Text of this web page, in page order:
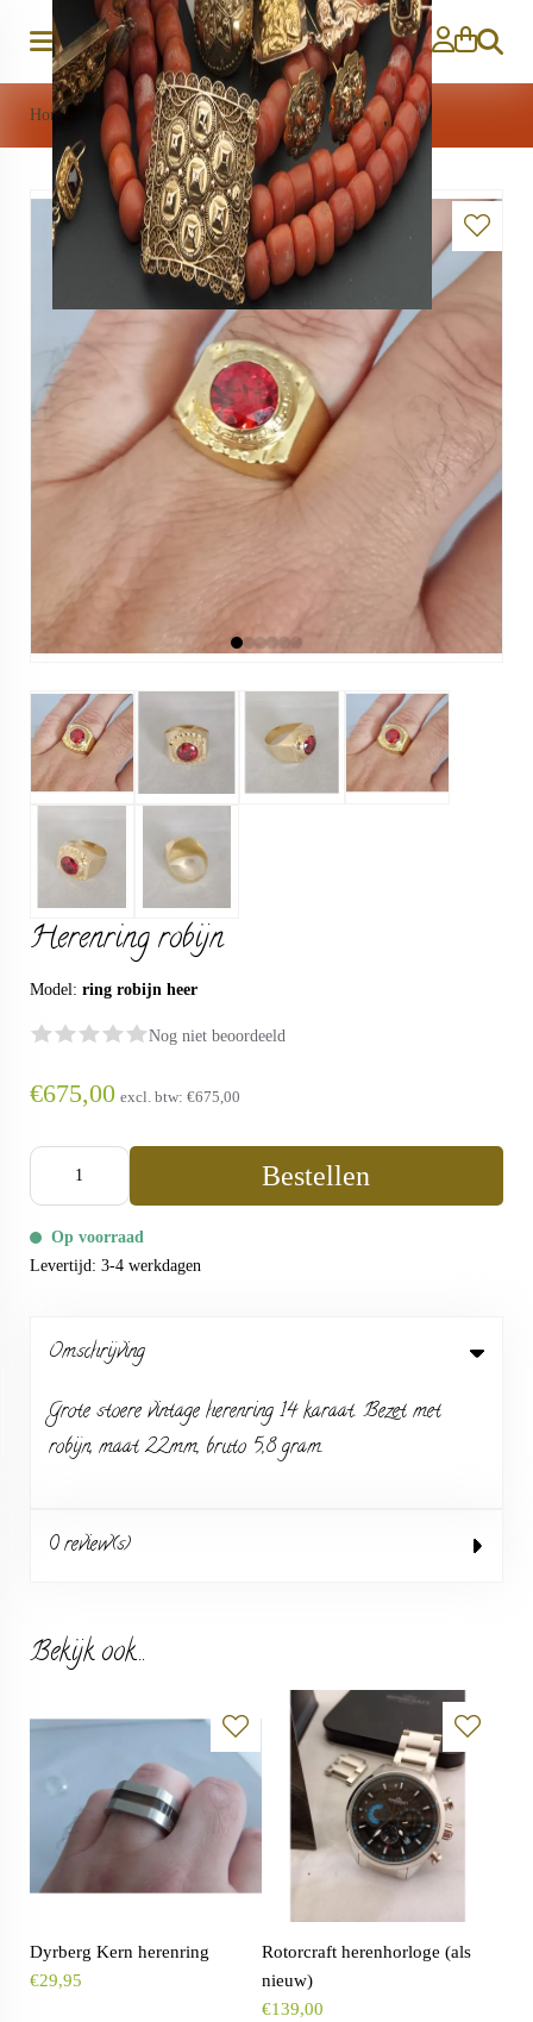
Zoeken
Home Sieraden>Herenring robijn
Herenring robijn
Model: ring robijn heer
Nog niet beoordeeld
€675,00 excl. btw: €675,00
Bestellen
Op voorraad
Levertijd: 3-4 werkdagen
Omschrijving
Grote stoere vintage herenring 14 karaat. Bezet met
robijn, maat 22mm, bruto 5,8 gram.
0 review(s)
Bekijk ook...
Dyrberg Kern herenring
€29,95
Rotorcraft herenhorloge (als
nieuw)
€139,00